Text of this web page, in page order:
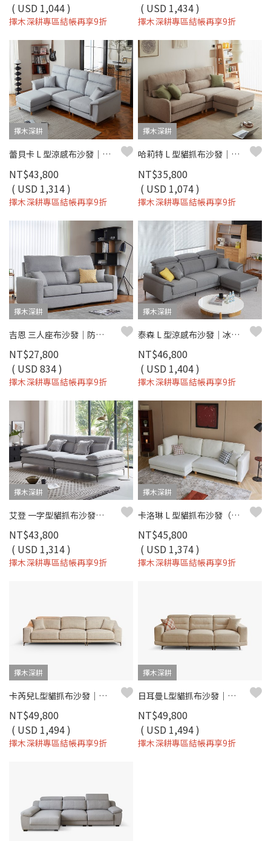
( USD 1,044 )
擇木深耕專區結帳再享9折
( USD 1,434 )
擇木深耕專區結帳再享9折
擇木深耕
蕾貝卡 L 型涼感布沙發｜機能涼感紗 × 防潑水耐磨 × 左右型自由配置 – 擇木深耕
NT$43,800
( USD 1,314 )
擇木深耕專區結帳再享9折
擇木深耕
哈莉特 L 型貓抓布沙發｜防油防污防潑水 × 移動式腳椅 × 左右型自由擺放 – 擇木深耕
NT$35,800
( USD 1,074 )
擇木深耕專區結帳再享9折
擇木深耕
吉恩 三人座布沙發｜防潑水面料 × 加高靠枕 × 可拆洗布套 – 擇木深耕
NT$27,800
( USD 834 )
擇木深耕專區結帳再享9折
擇木深耕
泰森 L 型涼感布沙發｜冰爽涼感布 × 高回彈坐墊 × 十年骨架保固 – 擇木深耕系列
NT$46,800
( USD 1,404 )
擇木深耕專區結帳再享9折
擇木深耕
艾登 一字型貓抓布沙發｜舒柔貓抓布 × 羽絨＋高密度彈力坐墊 × 十年骨架保固 – 擇木深耕系列
NT$43,800
( USD 1,314 )
擇木深耕專區結帳再享9折
擇木深耕
卡洛琳 L 型貓抓布沙發（左右型）｜耐磨防潑水 × 可拆洗布套 × 親子寵物首選 – 擇木深耕
NT$45,800
( USD 1,374 )
擇木深耕專區結帳再享9折
擇木深耕
卡芮兒L型貓抓布沙發｜耐磨防潑水 × 可調式頭靠 × 可拆洗布套 – 擇木深耕
NT$49,800
( USD 1,494 )
擇木深耕專區結帳再享9折
擇木深耕
日耳曼L型貓抓布沙發｜滑軌式坐墊 × 耐磨防潑水 × 可調頭靠枕 – 擇木深耕
NT$49,800
( USD 1,494 )
擇木深耕專區結帳再享9折